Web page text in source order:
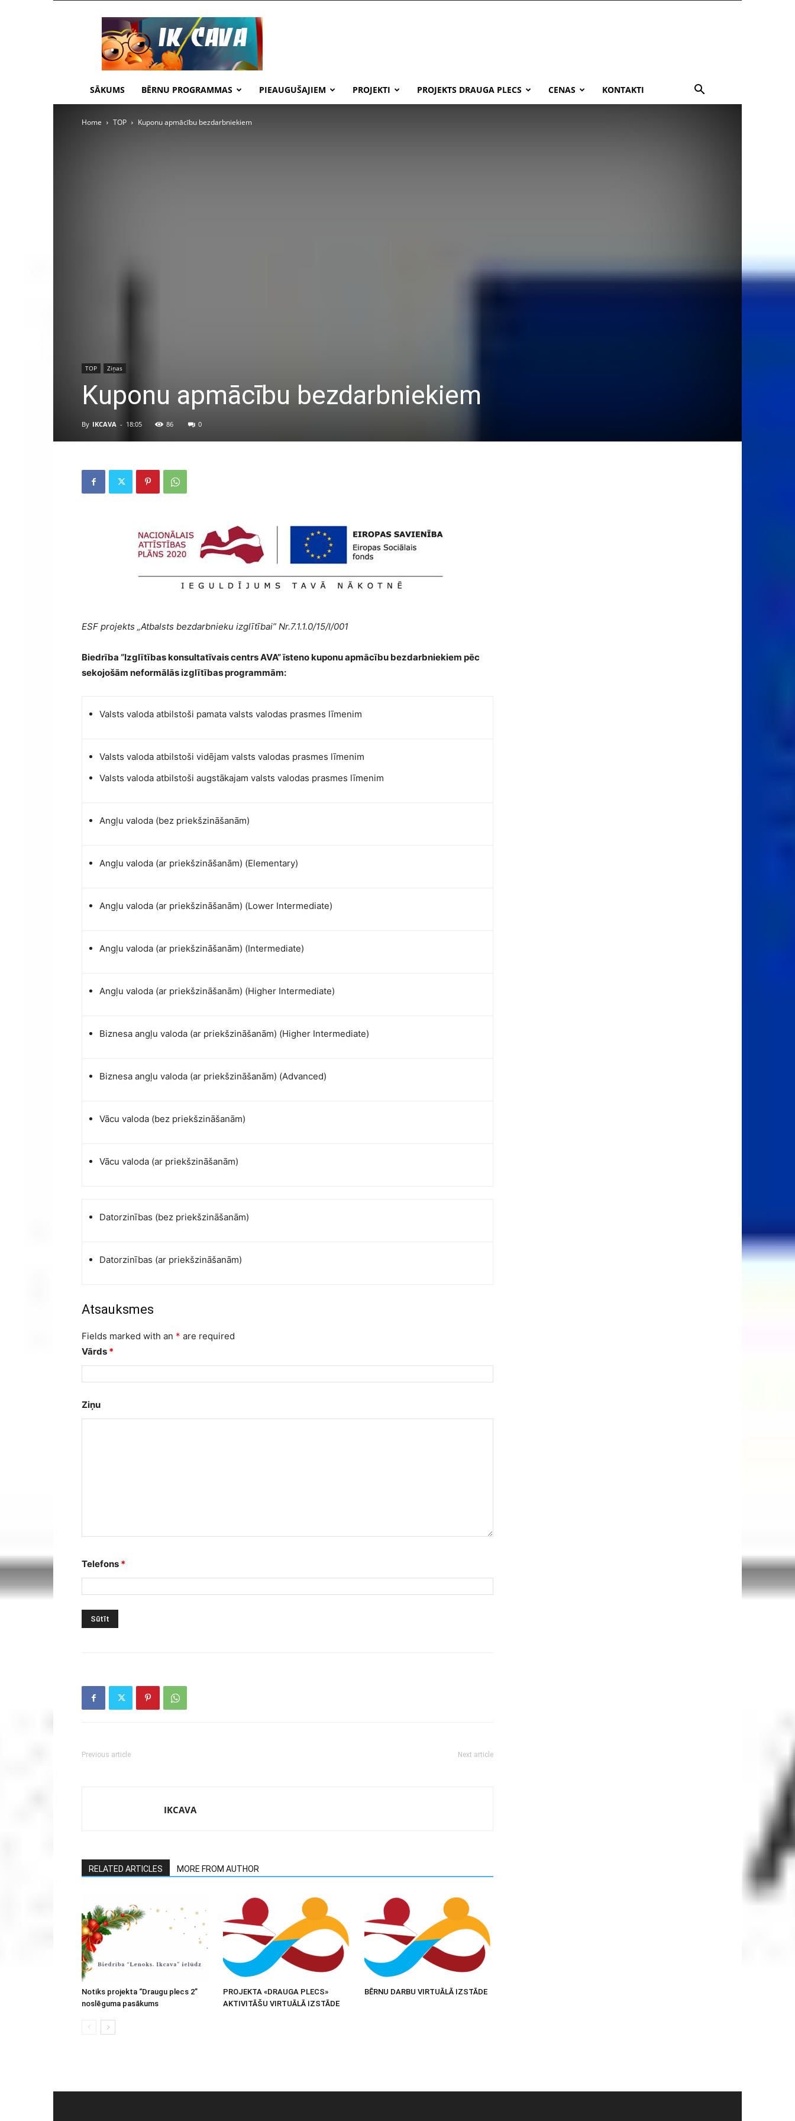
IKCAVA
Daugavpils
SĀKUMS BĒRNU PROGRAMMAS PIEAUGUŠAJIEM PROJEKTI PROJEKTS DRAUGA PLECS CENAS KONTAKTI
Home TOP Kuponu apmācību bezdarbniekiem
TOP Ziņas
Kuponu apmācību bezdarbniekiem
By IKCAVA - 18:05 86 0
ESF projekts „Atbalsts bezdarbnieku izglītībai” Nr.7.1.1.0/15/I/001
Biedrība “Izglītības konsultatīvais centrs AVA”īsteno kuponu apmācību bezdarbniekiem pēc
sekojošām neformālās izglītības programmām:
Valsts valoda atbilstoši pamata valsts valodas prasmes līmenim
Valsts valoda atbilstoši vidējam valsts valodas prasmes līmenim
Valsts valoda atbilstoši augstākajam valsts valodas prasmes līmenim
Angļu valoda (bez priekšzināšanām)
Angļu valoda (ar priekšzināšanām) (Elementary)
Angļu valoda (ar priekšzināšanām) (Lower Intermediate)
Angļu valoda (ar priekšzināšanām) (Intermediate)
Angļu valoda (ar priekšzināšanām) (Higher Intermediate)
Biznesa angļu valoda (ar priekšzināšanām) (Higher Intermediate)
Biznesa angļu valoda (ar priekšzināšanām) (Advanced)
Vācu valoda (bez priekšzināšanām)
Vācu valoda (ar priekšzināšanām)
Datorzinības (bez priekšzināšanām)
Datorzinības (ar priekšzināšanām)
Atsauksmes
Fields marked with an * are required
Vārds *
Ziņu
Telefons *
Previous article Next article
IKCAVA
RELATED ARTICLES MORE FROM AUTHOR
Notiks projekta “Draugu plecs 2”
noslēguma pasākums
PROJEKTA «DRAUGA PLECS»
AKTIVITĀŠU VIRTUĀLĀ IZSTĀDE
BĒRNU DARBU VIRTUĀLĀ IZSTĀDE